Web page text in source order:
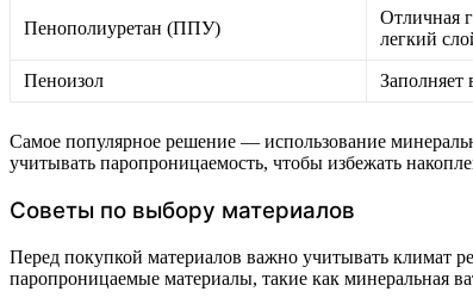
Пенополиуретан (ППУ)
Отличная
легкий
Пеноизол Заполняет
Самое популярное решение — использование
учитывать паропроницаемость, чтобы избежать
Советы по выбору материалов
Перед покупкой материалов важно учитывать климат
паропроницаемые материалы, такие как минеральная